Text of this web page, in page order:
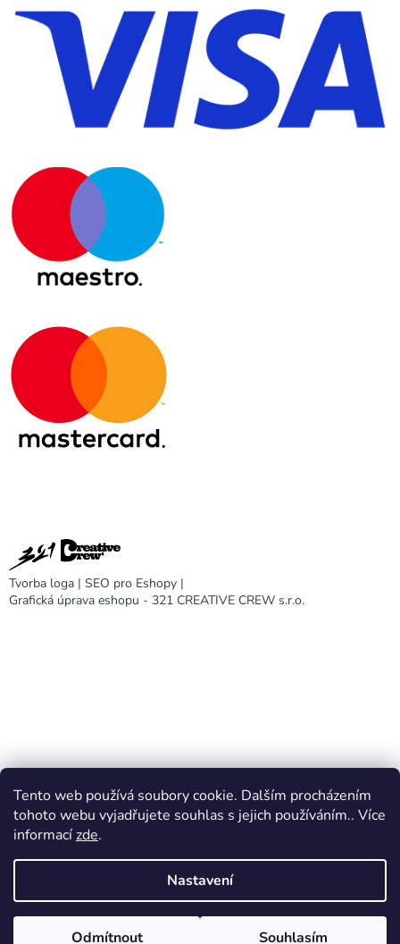
Tento web používá soubory cookie. Dalším procházením
tohoto webu vyjadřujete souhlas s jejich používáním.. Více
informacízde.
Nastavení
Odmítnout Souhlasím
Tvorba loga | SEO pro Eshopy |
Grafická úprava eshopu - 321 CREATIVE CREW s.r.o.
DARA design
Vytvořil Shoptet
Copyright 2026DARA eshop . Všechna práva vyhrazena.